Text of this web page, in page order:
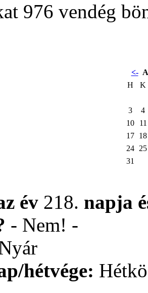
976 vendég
<-
H
K
3
4
10
11
17 18
24 25
31
év 218. napja
- Nem! -
hétvége: